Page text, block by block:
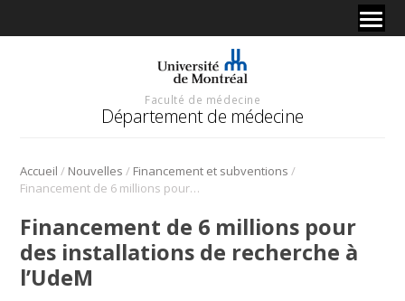
Faculté de médecine
Département de médecine
Accueil / Nouvelles / Financement et subventions /
Financement de 6 millions pour des installations de recherche à l’UdeM
Financement de 6 millions pour
des installations de recherche à
l’UdeM